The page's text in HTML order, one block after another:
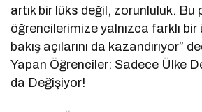
artık bir lüks değil, zorunluluk. Bu
öğrencilerimize yalnızca farklı bir
bakış açılarını da kazandırıyor”
Yapan Öğrenciler: Sadece Ülke
da Değişiyor!